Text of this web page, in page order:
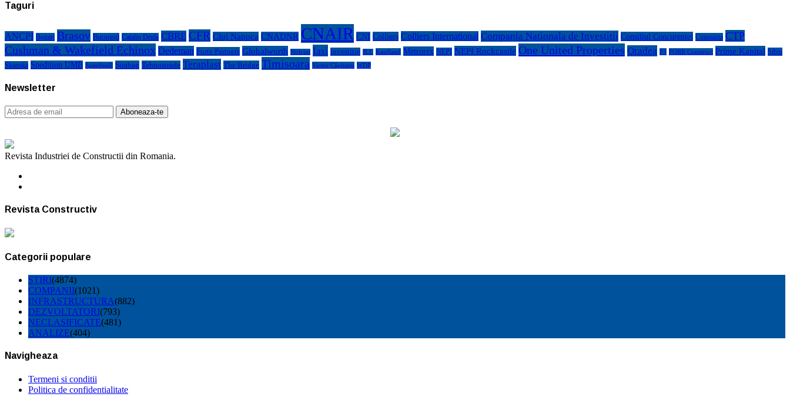
Taguri
ANCPI Bogart Brasov Bucuresti Catalin Drula CBRE CFR Cluj Napoca CNADNR CNAIR CNI Colliers Colliers International Compania Nationala de Investitii Consiliul Concurentei Constanta CTP
Cushman & Wakefield Echinox Dedeman Forte Partners Globalworth Holcim Iasi investitie JLL Kaufland Metrorex NEPI NEPI Rockcastle One United Properties Oradea P3 PORR Construct Prime Kapital Sibiu
Skanska Spedition UMB Speedwell Strabag Tehnostrade Teraplast The Bridge Timisoara Victor Căpitanu WDP
Newsletter
Revista Industriei de Constructii din Romania.
Revista Constructiv
Categorii populare
STIRI(4874)
COMPANII(1021)
INFRASTRUCTURA(882)
DEZVOLTATORI(793)
NECLASIFICATE(481)
ANALIZE(404)
Navigheaza
Termeni si conditii
Politica de confidentialitate